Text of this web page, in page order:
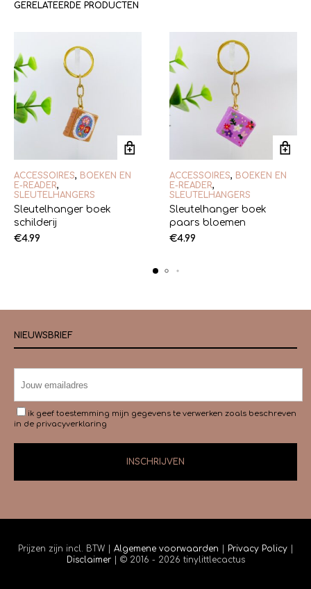
GERELATEERDE PRODUCTEN
ACCESSOIRES, BOEKEN EN
E-READER,
SLEUTELHANGERS
Sleutelhanger boek
schilderij
€4.99
ACCESSOIRES, BOEKEN EN
E-READER,
SLEUTELHANGERS
Sleutelhanger boek
paars bloemen
€4.99
NIEUWSBRIEF
ik geef toestemming mijn gegevens te verwerken zoals beschreven
in de privacyverklaring
Prijzen zijn incl. BTW | Algemene voorwaarden Privacy Policy
Disclaimer
| © 2016 - 2026 tinylittlecactus